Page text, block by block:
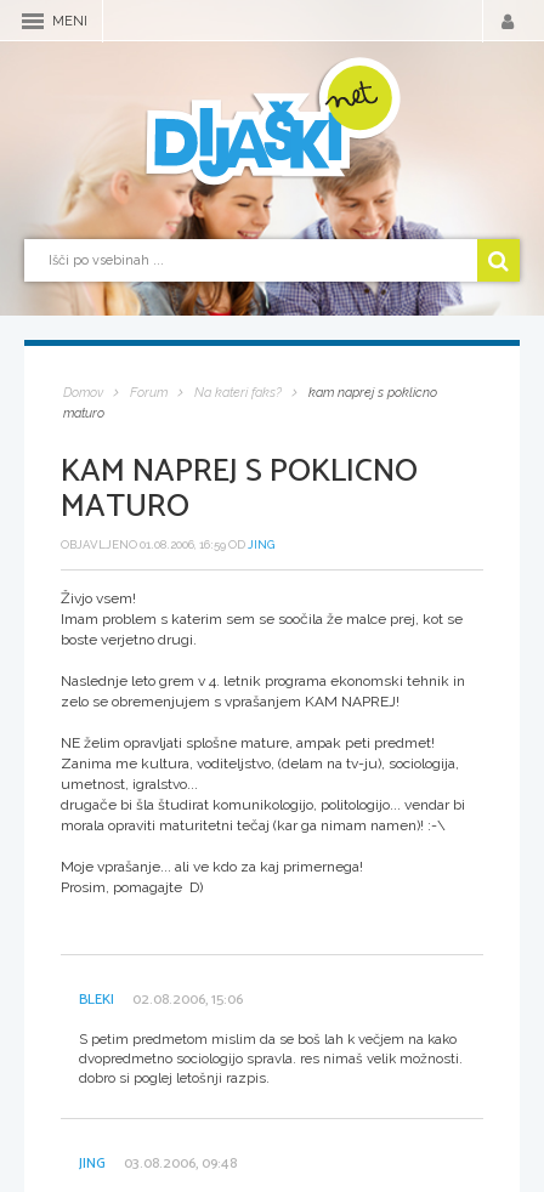
MENI
Domov Forum Na kateri faks?
kam naprej s poklicno
maturo
KAM NAPREJ S POKLICNO
MATURO
OBJAVLJENO 01.08.2006, 16:59 OD JING
Živjo vsem!
Imam problem s katerim sem se soočila že malce prej, kot se
boste verjetno drugi.
Naslednje leto grem v 4. letnik programa ekonomski tehnik in
zelo se obremenjujem s vprašanjem KAM NAPREJ!
NE želim opravljati splošne mature, ampak peti predmet!
Zanima me kultura, voditeljstvo, (delam na tv-ju), sociologija,
umetnost, igralstvo...
drugače bi šla študirat komunikologijo, politologijo... vendar bi
morala opraviti maturitetni tečaj (kar ga nimam namen)! :-\
Moje vprašanje... ali ve kdo za kaj primernega!
Prosim, pomagajte D)
BLEKI 02.08.2006, 15:06
S petim predmetom mislim da se boš lah k večjem na kako
dvopredmetno sociologijo spravla. res nimaš velik možnosti.
dobro si poglej letošnji razpis.
JING 03.08.2006, 09:48